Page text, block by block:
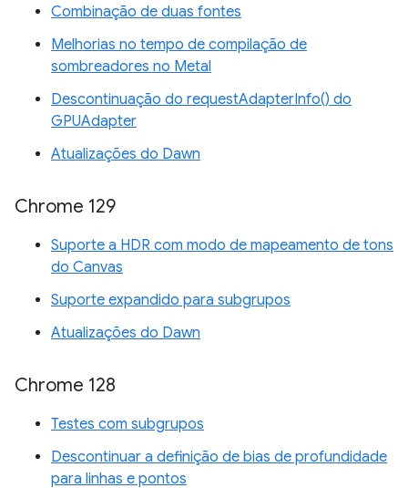
Combinação de duas fontes
Melhorias no tempo de compilação de
sombreadores no Metal
Descontinuação do requestAdapterInfo() do
GPUAdapter
Atualizações do Dawn
Chrome 129
Suporte a HDR com modo de mapeamento de tons
do Canvas
Suporte expandido para subgrupos
Atualizações do Dawn
Chrome 128
Testes com subgrupos
Descontinuar a definição de bias de profundidade
para linhas e pontos